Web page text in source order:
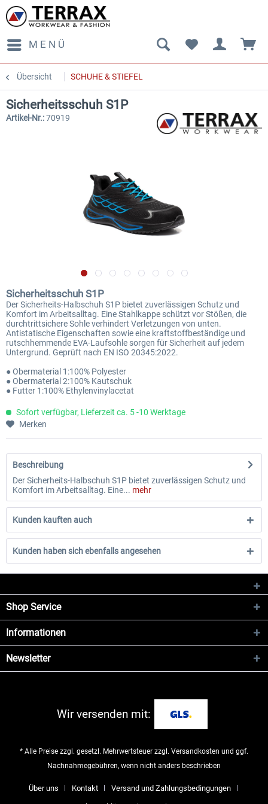
MENÜ
Übersicht SCHUHE & STIEFEL
Sicherheitsschuh S1P
Artikel-Nr.:70919
Sicherheitsschuh S1P
Der Sicherheits-Halbschuh S1P bietet zuverlässigen Schutz und
Komfort im Arbeitsalltag. Eine Stahlkappe schützt vor Stößen, die
durchtrittsichere Sohle verhindert Verletzungen von unten.
Antistatische Eigenschaften sowie eine kraftstoffbeständige und
rutschhemmende EVA-Laufsohle sorgen für Sicherheit auf jedem
Untergrund. Geprüft nach EN ISO 20345:2022.
● Obermaterial 1:100% Polyester
● Obermaterial 2:100% Kautschuk
● Futter 1:100% Ethylenvinylacetat
Sofort verfügbar, Lieferzeit ca. 5 -10 Werktage
Merken
Beschreibung
Der Sicherheits-Halbschuh S1P bietet zuverlässigen Schutz und
Komfort im Arbeitsalltag. Eine... mehr
Kunden kauften auch
Kunden haben sich ebenfalls angesehen
Shop Service
Informationen
Newsletter
Wir versenden mit:
* Alle Preise zzgl. gesetzl. Mehrwertsteuer zzgl. Versandkosten und ggf.
Nachnahmegebühren, wenn nicht anders beschrieben
Über uns Kontakt Versand und Zahlungsbedingungen